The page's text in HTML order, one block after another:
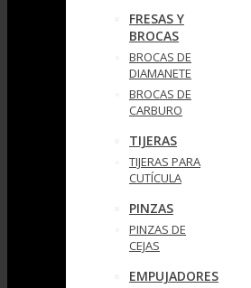
FRESAS Y
BROCAS
BROCAS DE
DIAMANETE
BROCAS DE
CARBURO
TIJERAS
TIJERAS PARA
CUTÍCULA
PINZAS
PINZAS DE
CEJAS
EMPUJADORES